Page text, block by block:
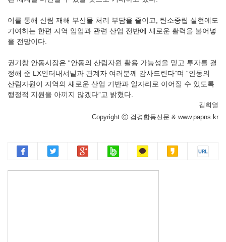
이를 통해 산림 재해 부산물 처리 부담을 줄이고, 탄소중립 실현에도
기여하는 한편 지역 임업과 관련 산업 전반에 새로운 활력을 불어넣
을 전망이다.
권기창 안동시장은 “안동의 산림자원 활용 가능성을 믿고 투자를 결
정해 준 LX인터내셔널과 관계자 여러분께 감사드린다”며 “안동의
산림자원이 지역의 새로운 산업 기반과 일자리로 이어질 수 있도록
행정적 지원을 아끼지 않겠다”고 밝혔다.
김희열
Copyright ⓒ 검경합동신문 & www.papns.kr